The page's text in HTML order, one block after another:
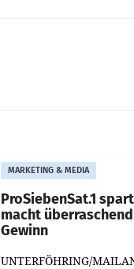
MARKETING & MEDIA
ProSiebenSat.1
macht
Gewinn
UNTERFÖHRING/